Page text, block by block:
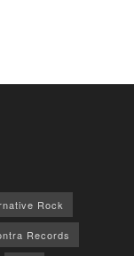
Rock
Records